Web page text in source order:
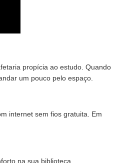
propícia ao estudo. Quando
um pouco pelo espaço.
internet sem fios gratuita. Em
na sua biblioteca.